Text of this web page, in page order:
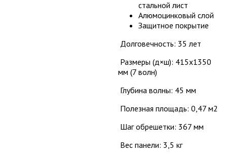
стальной лист
Алюмоцинковый слой
Защитное покрытие
Долговечность: 35 лет
Размеры (д×ш): 415х1350
мм (7 волн)
Глубина волны: 45 мм
Полезная площадь: 0,47 м2
Шаг обрешетки: 367 мм
Вес панели: 3,5 кг